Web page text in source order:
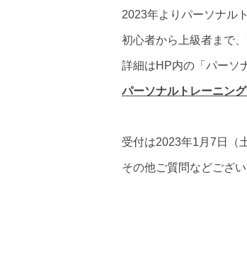
2023年よりパーソナル
初心者から上級者まで
詳細はHP内の「パーソ
パーソナルトレーニン
受付は2023年1月7日（
その他ご質問などござ